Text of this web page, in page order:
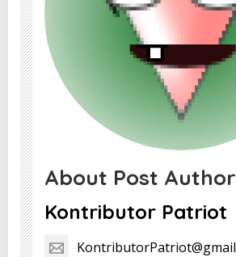
About Post Author
Kontributor Patriot